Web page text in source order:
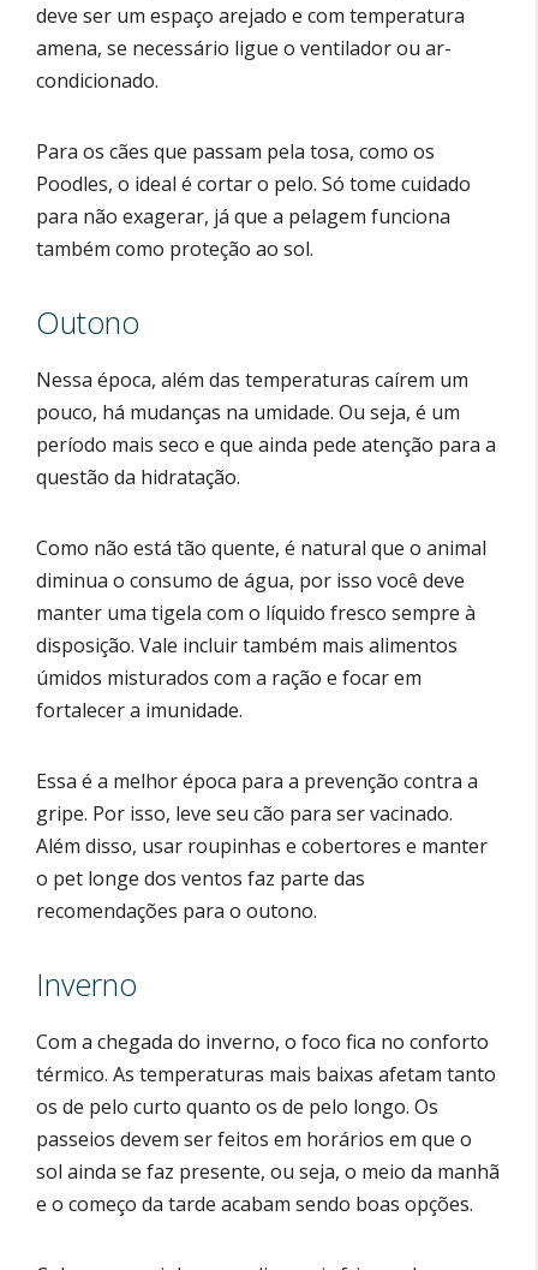
deve ser um espaço arejado e com temperatura
amena, se necessário ligue o ventilador ou ar-
condicionado.
Para os cães que passam pela tosa, como os
Poodles, o ideal é cortar o pelo. Só tome cuidado
para não exagerar, já que a pelagem funciona
também como proteção ao sol.
Outono
Nessa época, além das temperaturas caírem um
pouco, há mudanças na umidade. Ou seja, é um
período mais seco e que ainda pede atenção para a
questão da hidratação.
Como não está tão quente, é natural que o animal
diminua o consumo de água, por isso você deve
manter uma tigela com o líquido fresco sempre à
disposição. Vale incluir também mais alimentos
úmidos misturados com a ração e focar em
fortalecer a imunidade.
Essa é a melhor época para a prevenção contra a
gripe. Por isso, leve seu cão para ser vacinado.
Além disso, usar roupinhas e cobertores e manter
o pet longe dos ventos faz parte das
recomendações para o outono.
Inverno
Com a chegada do inverno, o foco fica no conforto
térmico. As temperaturas mais baixas afetam tanto
os de pelo curto quanto os de pelo longo. Os
passeios devem ser feitos em horários em que o
sol ainda se faz presente, ou seja, o meio da manhã
e o começo da tarde acabam sendo boas opções.